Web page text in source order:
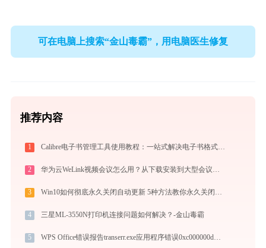
可在电脑上搜索“金山毒霸”，用电脑医生修复
推荐内容
1 Calibre电子书管理工具使用教程：一站式解决电子书格式转换、元数据管理与设备同步
2 华为云WeLink视频会议怎么用？从下载安装到大型会议主持的全流程指南
3 Win10如何彻底永久关闭自动更新 5种方法教你永久关闭win10自动更新
4 三星ML-3550N打印机连接问题如何解决？-金山毒霸
5 WPS Office错误报告transerr.exe应用程序错误0xc000000d解决方法